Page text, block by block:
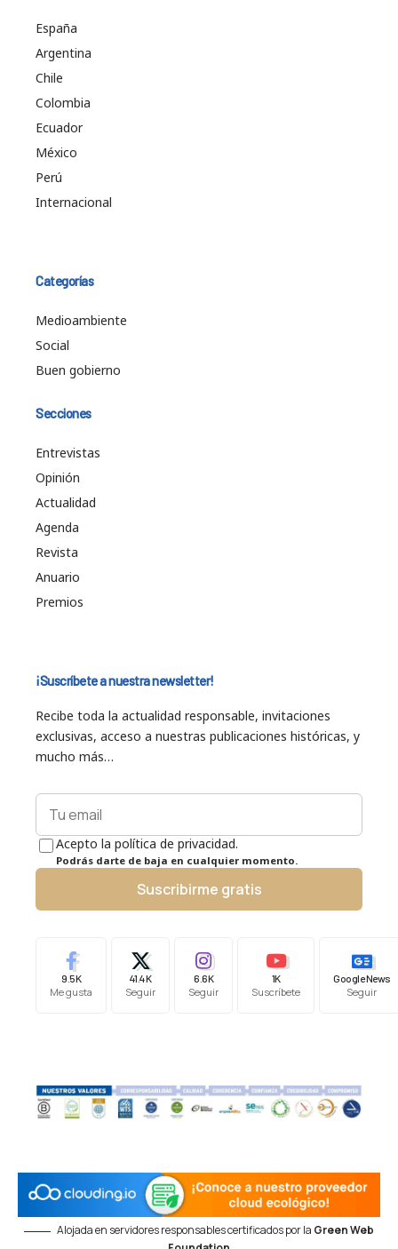
España
Argentina
Chile
Colombia
Ecuador
México
Perú
Internacional
Categorías
Medioambiente
Social
Buen gobierno
Secciones
Entrevistas
Opinión
Actualidad
Agenda
Revista
Anuario
Premios
¡Suscríbete a nuestra newsletter!
Recibe toda la actualidad responsable, invitaciones
exclusivas, acceso a nuestras publicaciones históricas, y
mucho más…
Acepto la política de privacidad.
Podrás darte de baja en cualquier momento.
Suscribirme gratis
9.5K
Me gusta
41.4K
Seguir
6.6K
Seguir
1K
Suscríbete
Google News
Seguir
Alojada en servidores responsables certificados por la Green Web